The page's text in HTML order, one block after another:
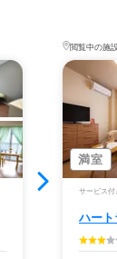
閲覧中の施
満室
サービス付
ハー